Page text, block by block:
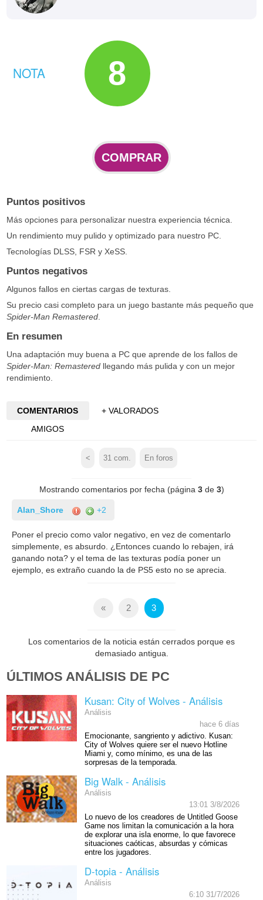
NOTA 8
COMPRAR
Puntos positivos
Más opciones para personalizar nuestra experiencia técnica.
Un rendimiento muy pulido y optimizado para nuestro PC.
Tecnologías DLSS, FSR y XeSS.
Puntos negativos
Algunos fallos en ciertas cargas de texturas.
Su precio casi completo para un juego bastante más pequeño que
Spider-Man Remastered
En resumen
Una adaptación muy buena a PC que aprende de los fallos de
Spider-Man: Remastered llegando más pulida y con un mejor
rendimiento.
COMENTARIOS
+ VALORADOS
AMIGOS
< 31 com. En foros
Mostrando comentarios por fecha (página 3de 3)
Alan_Shore +2
Poner el precio como valor negativo, en vez de comentarlo
simplemente, es absurdo. ¿Entonces cuando lo rebajen, irá
ganando nota? y el tema de las texturas podía poner un
ejemplo, es extraño cuando la de PS5 esto no se aprecia.
« 2 3
Los comentarios de la noticia están cerrados porque es
demasiado antigua.
ÚLTIMOS ANÁLISIS DE PC
Kusan: City of Wolves - Análisis
Análisis
hace 6 días
Emocionante, sangriento y adictivo. Kusan:
City of Wolves quiere ser el nuevo Hotline
Miami y, como mínimo, es una de las
sorpresas de la temporada.
Big Walk - Análisis
Análisis
13:01 3/8/2026
Lo nuevo de los creadores de Untitled Goose
Game nos limitan la comunicación a la hora
de explorar una isla enorme, lo que favorece
situaciones caóticas, absurdas y cómicas
entre los jugadores.
D-topia - Análisis
Análisis
6:10 31/7/2026